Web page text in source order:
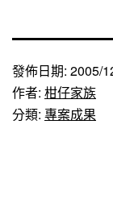
發佈日期: 2005/
作者: 柑仔家族
分類: 專案成果